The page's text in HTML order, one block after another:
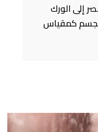
إلى الورك
كمقياس